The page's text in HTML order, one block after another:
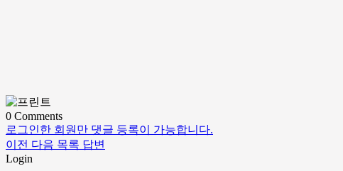
0 Comments
로그인한 회원만 댓글 등록이 가능합니다.
이전 다음 목록 답변
Login